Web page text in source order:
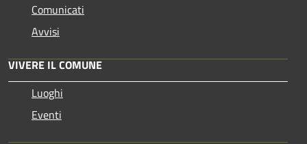
Comunicati
Avvisi
VIVERE IL COMUNE
Luoghi
Eventi